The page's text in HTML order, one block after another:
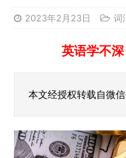
2023年2月23日 词
英语学不
本文经授权转载自微